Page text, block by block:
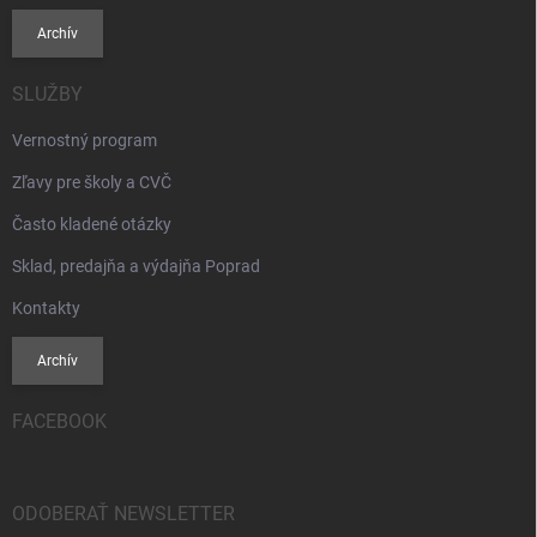
Archív
SLUŽBY
Vernostný program
Zľavy pre školy a CVČ
Často kladené otázky
Sklad, predajňa a výdajňa Poprad
Kontakty
Archív
FACEBOOK
ODOBERAŤ NEWSLETTER